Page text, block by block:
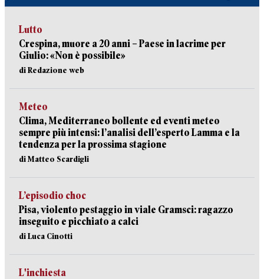
Lutto
Crespina, muore a 20 anni – Paese in lacrime per
Giulio: «Non è possibile»
di Redazione web
Meteo
Clima, Mediterraneo bollente ed eventi meteo
sempre più intensi: l’analisi dell’esperto Lamma e la
tendenza per la prossima stagione
di Matteo Scardigli
L’episodio choc
Pisa, violento pestaggio in viale Gramsci: ragazzo
inseguito e picchiato a calci
di Luca Cinotti
L'inchiesta